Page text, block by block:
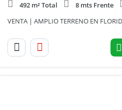
492 m² Total
8 mts Frente